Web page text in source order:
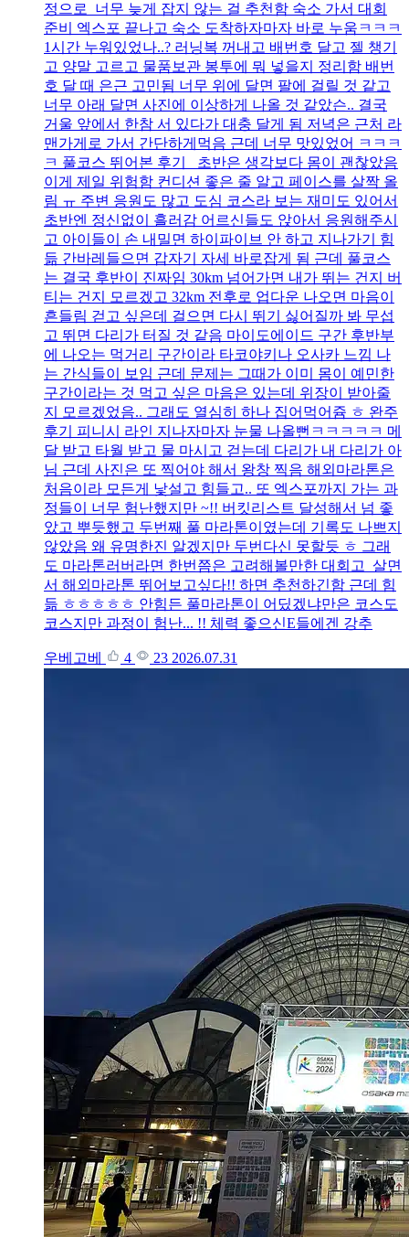
정으로 너무 늦게 잡지 않는 걸 추천함 숙소 가서 대회
준비 엑스포 끝나고 숙소 도착하자마자 바로 누움ㅋㅋㅋ
1시간 누워있었나..? 러닝복 꺼내고 배번호 달고 젤 챙기
고 양말 고르고 물품보관 봉투에 뭐 넣을지 정리함 배번
호 달 때 은근 고민됨 너무 위에 달면 팔에 걸릴 것 같고
너무 아래 달면 사진에 이상하게 나올 것 같았슨.. 결국
거울 앞에서 한참 서 있다가 대충 달게 됨 저녁은 근처 라
맨가게로 가서 간단하게먹음 근데 너무 맛있었어 ㅋㅋㅋ
ㅋ 풀코스 뛰어본 후기 초반은 생각보다 몸이 괜찮았음
이게 제일 위험함 컨디션 좋은 줄 알고 페이스를 살짝 올
림 ㅠ 주변 응원도 많고 도심 코스라 보는 재미도 있어서
초반엔 정신없이 흘러감 어르신들도 앉아서 응원해주시
고 아이들이 손 내밀면 하이파이브 안 하고 지나가기 힘
듦 간바레들으면 갑자기 자세 바로잡게 됨 근데 풀코스
는 결국 후반이 진짜임 30km 넘어가면 내가 뛰는 건지 버
티는 건지 모르겠고 32km 전후로 업다운 나오면 마음이
흔들림 걷고 싶은데 걸으면 다시 뛰기 싫어질까 봐 무섭
고 뛰면 다리가 터질 것 같음 마이도에이드 구간 후반부
에 나오는 먹거리 구간이라 타코야키나 오사카 느낌 나
는 간식들이 보임 근데 문제는 그때가 이미 몸이 예민한
구간이라는 것 먹고 싶은 마음은 있는데 위장이 받아줄
지 모르겠었음.. 그래도 열심히 하나 집어먹어쥼 ㅎ 완주
후기 피니시 라인 지나자마자 눈물 나올뻔ㅋㅋㅋㅋㅋ 메
달 받고 타월 받고 물 마시고 걷는데 다리가 내 다리가 아
님 근데 사진은 또 찍어야 해서 왕창 찍음 해외마라톤은
처음이라 모든게 낯설고 힘들고.. 또 엑스포까지 가는 과
정들이 너무 험난했지만 ~!! 버킷리스트 달성해서 넘 좋
았고 뿌듯했고 두번째 풀 마라톤이였는데 기록도 나쁘지
않았음 왜 유명한진 알겠지만 두번다신 못할듯 ㅎ 그래
도 마라톤러버라면 한번쯤은 고려해볼만한 대회고 살면
서 해외마라톤 뛰어보고싶다!! 하면 추천하긴함 근데 힘
듦 ㅎㅎㅎㅎㅎ 안힘든 풀마라톤이 어딨겠냐만은 코스도
코스지만 과정이 험난... !! 체력 좋으신E들에겐 강추
우베고베 4 23 2026.07.31